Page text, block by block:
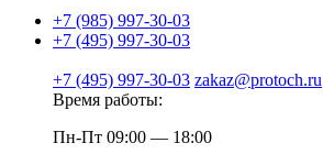
+7 (985) 997-30-03
+7 (495) 997-30-03
+7 (495) 997-30-03 zakaz@protoch.ru
Время работы:
Пн-Пт 09:00 — 18:00